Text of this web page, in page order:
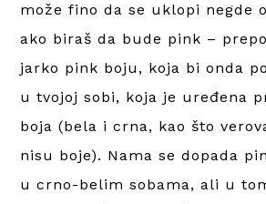
može fino da se uklopi negde
ako biraš da bude pink –
jarko pink boju, koja bi onda
u tvojoj sobi, koja je uređena
boja (bela i crna, kao što
nisu boje). Nama se dopada
u crno-belim sobama, ali u